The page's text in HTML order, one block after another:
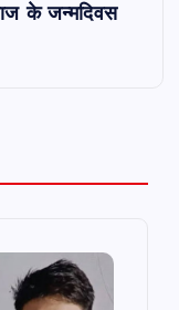
के जन्मदिवस